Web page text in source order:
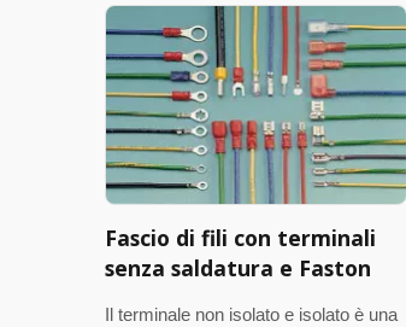
Fascio di fili con terminali
senza saldatura e Faston
Il terminale non isolato e isolato è una